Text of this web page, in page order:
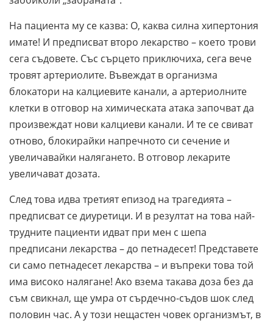
На пациента му се казва: О, каква силна хипертония
имате! И предписват второ лекарство – което трови
сега съдовете. Със сърцето приключиха, сега вече
тровят артериолите. Въвеждат в организма
блокатори на калциевите канали, а артериолните
клетки в отговор на химическата атака започват да
произвеждат нови калциеви канали. И те се свиват
отново, блокирайки напречното си сечение и
увеличавайки налягането. В отговор лекарите
увеличават дозата.
След това идва третият епизод на трагедията –
предписват се диуретици. И в резултат на това най-
трудните пациенти идват при мен с шепа
предписани лекарства – до петнадесет! Представете
си само петнадесет лекарства – и въпреки това той
има високо налягане! Ако взема такава доза без да
съм свикнал, ще умра от сърдечно-съдов шок след
половин час. А у този нещастен човек организмът, в